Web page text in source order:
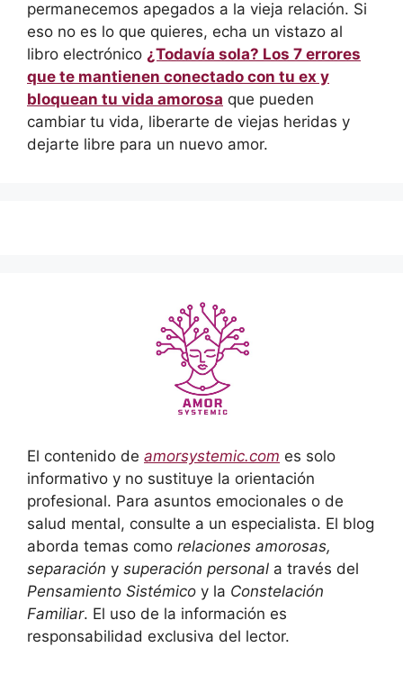
permanecemos apegados a la vieja relación. Si
eso no es lo que quieres, echa un vistazo al
libro electrónico ¿Todavía sola? Los 7 errores
que te mantienen conectado con tu ex y
bloquean tu vida amorosa que pueden
cambiar tu vida, liberarte de viejas heridas y
dejarte libre para un nuevo amor.
El contenido de amorsystemic.com es solo
informativo y no sustituye la orientación
profesional. Para asuntos emocionales o de
salud mental, consulte a un especialista. El blog
aborda temas como relaciones amorosas,
separación y superación personal a través del
Pensamiento Sistémico y la Constelación
Familiar. El uso de la información es
responsabilidad exclusiva del lector.